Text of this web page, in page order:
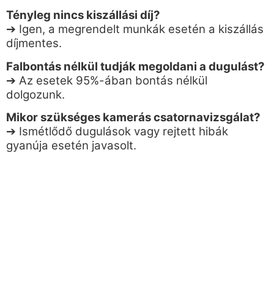
Tényleg nincs kiszállási díj?
➔ Igen, a megrendelt munkák esetén a kiszállás
díjmentes.
Falbontás nélkül tudják megoldani a dugulást?
➔ Az esetek 95%-ában bontás nélkül
dolgozunk.
Mikor szükséges kamerás csatornavizsgálat?
➔ Ismétlődő dugulások vagy rejtett hibák
gyanúja esetén javasolt.